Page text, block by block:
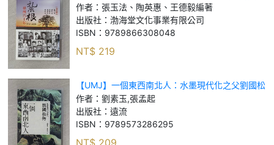
惠、王德毅 編著
作者： 張玉法、陶英惠、王德毅編著
出版社： 渤海堂文化事業有限公司
ISBN： 9789866308048
NT$ 219
【UMJ】一個東西南北人：水墨現代化之父劉國松
傳_劉素玉, 張孟起
作者： 劉素玉,張孟起
出版社： 遠流
ISBN： 9789573286295
NT$ 209